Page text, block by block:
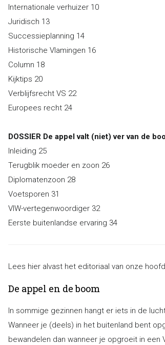
Internationale verhuizer 10
Juridisch 13
Successieplanning 14
Historische Vlamingen 16
Column 18
Kijktips 20
Verblijfsrecht VS 22
Europees recht 24
DOSSIER De appel valt (niet) ver van de
Inleiding 25
Terugblik moeder en zoon 26
Diplomatenzoon 28
Voetsporen 31
VIW-vertegenwoordiger 32
Eerste buitenlandse ervaring 34
Lees hier alvast het editoriaal van onze
De appel en de boom
In sommige gezinnen hangt er iets in de
Wanneer je (deels) in het buitenland bent
bewandelen dan wanneer je opgroeit in